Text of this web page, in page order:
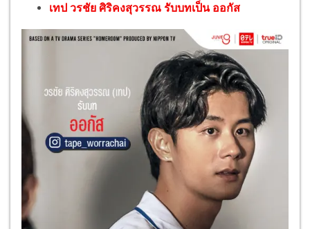
เทป วรชัย ศิริคงสุวรรณ รับบทเป็น ออกัส